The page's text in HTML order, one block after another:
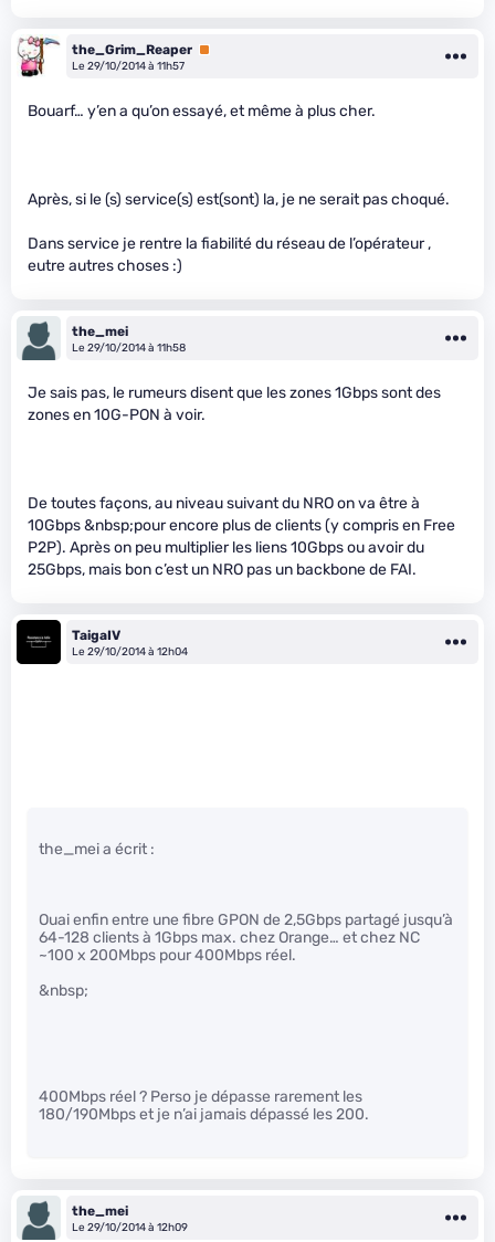
the_Grim_Reaper Premium
Le 29/10/2014 à 11h57
Bouarf… y’en a qu’on essayé, et même à plus cher.
Après, si le (s) service(s) est(sont) la, je ne serait pas choqué.
Dans service je rentre la fiabilité du réseau de l’opérateur ,
eutre autres choses :)
the_mei
Le 29/10/2014 à 11h58
Je sais pas, le rumeurs disent que les zones 1Gbps sont des
zones en 10G-PON à voir.
De toutes façons, au niveau suivant du NRO on va être à
10Gbps &nbsp;pour encore plus de clients (y compris en Free
P2P). Après on peu multiplier les liens 10Gbps ou avoir du
25Gbps, mais bon c’est un NRO pas un backbone de FAI.
TaigaIV
Le 29/10/2014 à 12h04
the_mei a écrit :
Ouai enfin entre une fibre GPON de 2,5Gbps partagé jusqu’à
64-128 clients à 1Gbps max. chez Orange… et chez NC
~100 x 200Mbps pour 400Mbps réel.
&nbsp;
400Mbps réel ? Perso je dépasse rarement les
180/190Mbps et je n’ai jamais dépassé les 200.
the_mei
Le 29/10/2014 à 12h09